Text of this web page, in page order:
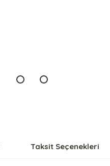
Taksit Seçenekleri